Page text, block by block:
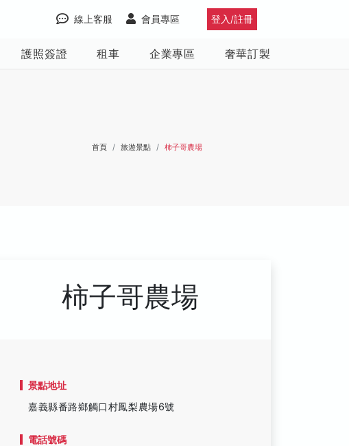
登入/註冊
會員專區
線上客服
護照簽證 租車 企業專區 奢華訂製
首頁 旅遊景點 柿子哥農場
柿子哥農場
景點地址
嘉義縣番路鄉觸口村鳳梨農場6號
電話號碼